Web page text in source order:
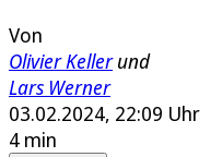
Von
Olivier Kellerund
Lars Werner
03.02.2024, 22:09 Uhr
4 min